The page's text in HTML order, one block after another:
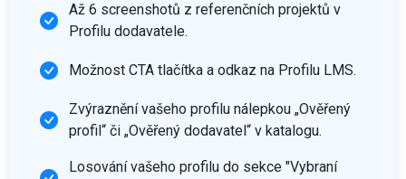
Až 6 screenshotů z referenčních projektů v
Profilu dodavatele.
Možnost CTA tlačítka a odkaz na Profilu LMS.
Zvýraznění vašeho profilu nálepkou „Ověřený
profil“ či „Ověřený dodavatel“ v katalogu.
Losování vašeho profilu do sekce "Vybraní